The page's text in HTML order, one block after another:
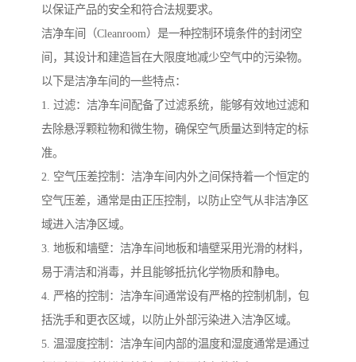
以保证产品的安全和符合法规要求。
洁净车间（Cleanroom）是一种控制环境条件的封闭空
间，其设计和建造旨在大限度地减少空气中的污染物。
以下是洁净车间的一些特点：
1. 过滤：洁净车间配备了过滤系统，能够有效地过滤和
去除悬浮颗粒物和微生物，确保空气质量达到特定的标
准。
2. 空气压差控制：洁净车间内外之间保持着一个恒定的
空气压差，通常是由正压控制，以防止空气从非洁净区
域进入洁净区域。
3. 地板和墙壁：洁净车间地板和墙壁采用光滑的材料，
易于清洁和消毒，并且能够抵抗化学物质和静电。
4. 严格的控制：洁净车间通常设有严格的控制机制，包
括洗手和更衣区域，以防止外部污染进入洁净区域。
5. 温湿度控制：洁净车间内部的温度和湿度通常是通过